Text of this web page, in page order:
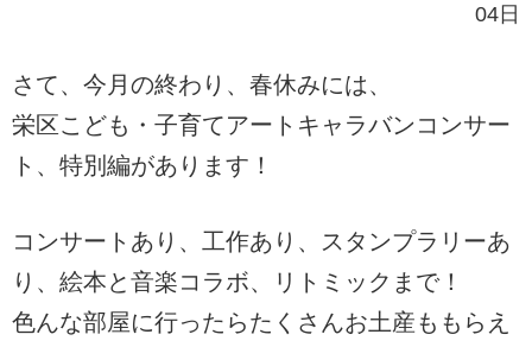
04日
さて、今月の終わり、春休みには、
栄区こども・子育てアートキャラバンコンサー
ト、特別編があります！
コンサートあり、工作あり、スタンプラリーあ
り、絵本と音楽コラボ、リトミックまで！
色んな部屋に行ったらたくさんお土産ももらえ